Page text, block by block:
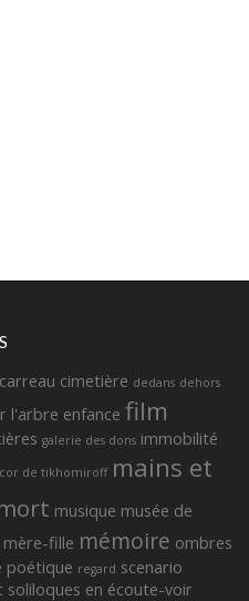
carreau cimetière dedans dehors
l'arbre enfance film
galerie des dons immobilité
de tikhomiroff mains et
musique musée de
mère-fille mémoire ombres
poétique regard scenario
soliloques en écoute-voir